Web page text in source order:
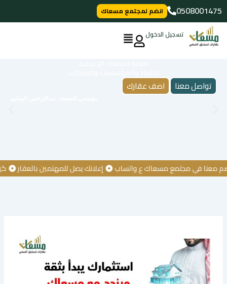
تخطي
إلى
المحتوى
0508001475
انضم لمجتمع مسعاك
تسجيل الدخول
تواصل معنا اضف عقارك
في مجتمع مسعاك ع واتساب إعلانك يصل للمهتمين بالعقار كن